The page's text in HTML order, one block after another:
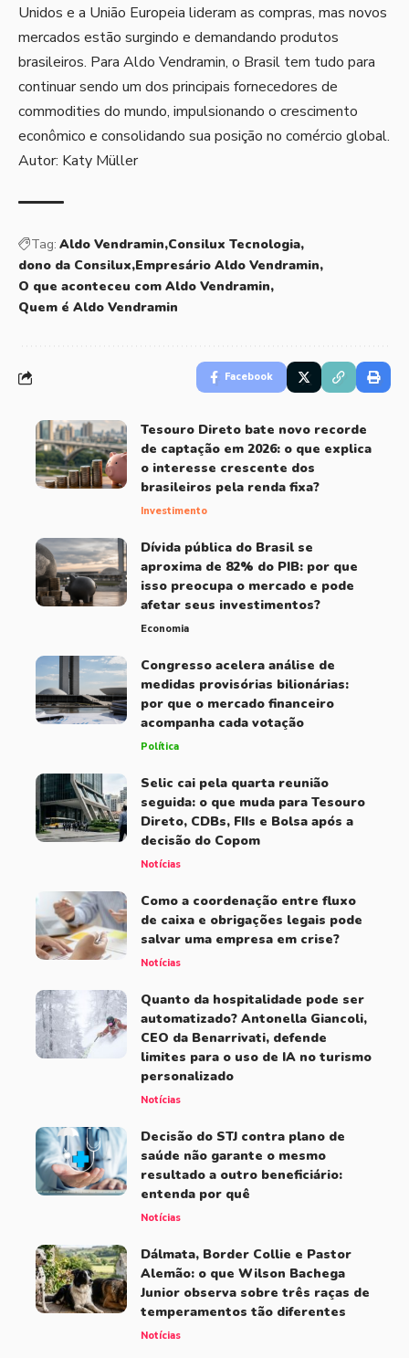
Unidos e a União Europeia lideram as compras, mas novos
mercados estão surgindo e demandando produtos
brasileiros. Para Aldo Vendramin, o Brasil tem tudo para
continuar sendo um dos principais fornecedores de
commodities do mundo, impulsionando o crescimento
econômico e consolidando sua posição no comércio global.
Autor: Katy Müller
Tag: Aldo Vendramin Consilux Tecnologia
dono da Consilux Empresário Aldo Vendramin
O que aconteceu com Aldo Vendramin
Quem é Aldo Vendramin
Facebook
Tesouro Direto bate novo recorde
de captação em 2026: o que explica
o interesse crescente dos
brasileiros pela renda fixa?
Investimento
Dívida pública do Brasil se
aproxima de 82% do PIB: por que
isso preocupa o mercado e pode
afetar seus investimentos?
Economia
Congresso acelera análise de
medidas provisórias bilionárias:
por que o mercado financeiro
acompanha cada votação
Política
Selic cai pela quarta reunião
seguida: o que muda para Tesouro
Direto, CDBs, FIIs e Bolsa após a
decisão do Copom
Notícias
Como a coordenação entre fluxo
de caixa e obrigações legais pode
salvar uma empresa em crise?
Notícias
Quanto da hospitalidade pode ser
automatizado? Antonella Giancoli,
CEO da Benarrivati, defende
limites para o uso de IA no turismo
personalizado
Notícias
Decisão do STJ contra plano de
saúde não garante o mesmo
resultado a outro beneficiário:
entenda por quê
Notícias
Dálmata, Border Collie e Pastor
Alemão: o que Wilson Bachega
Junior observa sobre três raças de
temperamentos tão diferentes
Notícias